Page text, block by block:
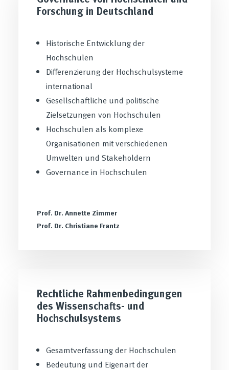
Forschung in Deutschland
Historische Entwicklung der
Hochschulen
Differenzierung der Hochschulsysteme
international
Gesellschaftliche und politische
Zielsetzungen von Hochschulen
Hochschulen als komplexe
Organisationen mit verschiedenen
Umwelten und Stakeholdern
Governance in Hochschulen
Prof. Dr. Annette Zimmer
Prof. Dr. Christiane Frantz
Rechtliche Rahmenbedingungen
des Wissenschafts- und
Hochschulsystems
Gesamtverfassung der Hochschulen
Bedeutung und Eigenart der